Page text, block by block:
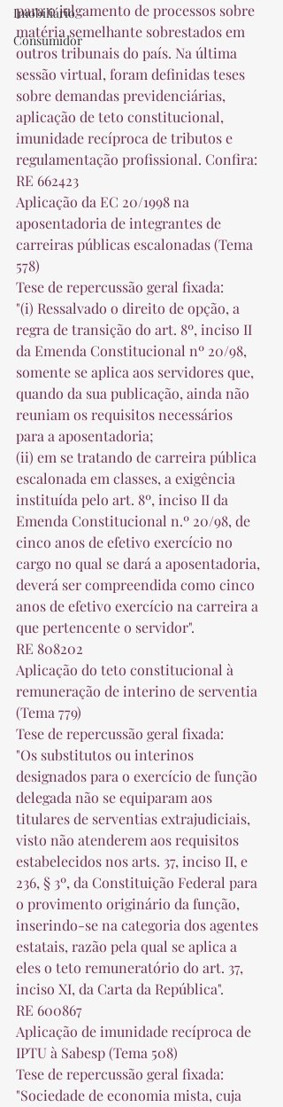
Imobiliário
Consumidor
para o julgamento de processos sobre
matéria semelhante sobrestados em
outros tribunais do país. Na última
sessão virtual, foram definidas teses
sobre demandas previdenciárias,
aplicação de teto constitucional,
imunidade recíproca de tributos e
regulamentação profissional. Confira:
RE 662423
Aplicação da EC 20/1998 na
aposentadoria de integrantes de
carreiras públicas escalonadas (Tema
578)
Tese de repercussão geral fixada:
"(i) Ressalvado o direito de opção, a
regra de transição do art. 8º, inciso II
da Emenda Constitucional nº 20/98,
somente se aplica aos servidores que,
quando da sua publicação, ainda não
reuniam os requisitos necessários
para a aposentadoria;
(ii) em se tratando de carreira pública
escalonada em classes, a exigência
instituída pelo art. 8º, inciso II da
Emenda Constitucional n.º 20/98, de
cinco anos de efetivo exercício no
cargo no qual se dará a aposentadoria,
deverá ser compreendida como cinco
anos de efetivo exercício na carreira a
que pertencente o servidor".
RE 808202
Aplicação do teto constitucional à
remuneração de interino de serventia
(Tema 779)
Tese de repercussão geral fixada:
"Os substitutos ou interinos
designados para o exercício de função
delegada não se equiparam aos
titulares de serventias extrajudiciais,
visto não atenderem aos requisitos
estabelecidos nos arts. 37, inciso II, e
236, § 3º, da Constituição Federal para
o provimento originário da função,
inserindo-se na categoria dos agentes
estatais, razão pela qual se aplica a
eles o teto remuneratório do art. 37,
inciso XI, da Carta da República".
RE 600867
Aplicação de imunidade recíproca de
IPTU à Sabesp (Tema 508)
Tese de repercussão geral fixada:
"Sociedade de economia mista, cuja